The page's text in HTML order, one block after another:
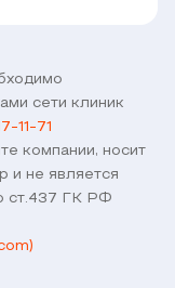
сети клиник
11-71
компании, носит
и не является
ст.437 ГК РФ